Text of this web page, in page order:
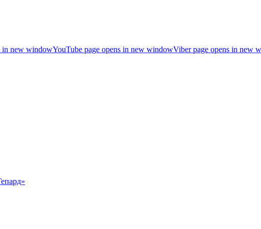
in new windowYouTube page opens in new windowViber page opens in new